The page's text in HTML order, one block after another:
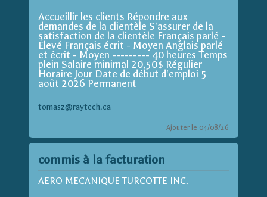
Accueillir les clients Répondre aux
demandes de la clientèle S'assurer de la
satisfaction de la clientèle Français parlé -
Élevé Français écrit - Moyen Anglais parlé
et écrit - Moyen --------- 40 heures Temps
plein Salaire minimal 20,50$ Régulier
Horaire Jour Date de début d'emploi 5
août 2026 Permanent
tomasz@raytech.ca
Ajouter le 04/08/26
commis à la facturation
AERO MECANIQUE TURCOTTE INC.